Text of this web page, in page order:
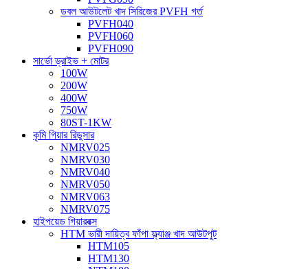
ডবল আউটলেট খাদ সিরিজের PVFH গর্ত
PVFH040
PVFH060
PVFH090
সার্ভো ড্রাইভ + মোটর
100W
200W
400W
750W
80ST-1KW
কৃমি গিয়ার রিডুসার
NMRV025
NMRV030
NMRV040
NMRV050
NMRV063
NMRV075
হাইপয়েড গিয়ারবক্স
HTM ভারী দায়িত্ব ফাঁপা ফ্ল্যাঞ্জ খাদ আউটপুট
HTM105
HTM130